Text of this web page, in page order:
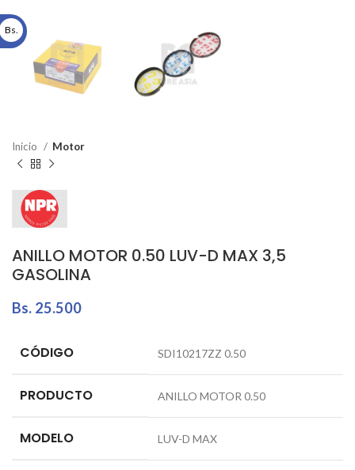
Inicio Motor
ANILLO MOTOR 0.50 LUV-D MAX 3,5
GASOLINA
Bs. 25.500
CÓDIGO SDI10217ZZ 0.50
PRODUCTO ANILLO MOTOR 0.50
MODELO LUV-D MAX
Bs.